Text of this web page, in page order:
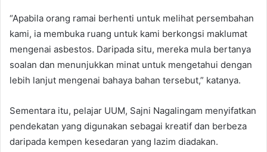
“Apabila orang ramai berhenti untuk melihat persembahan
kami, ia membuka ruang untuk kami berkongsi maklumat
mengenai asbestos. Daripada situ, mereka mula bertanya
soalan dan menunjukkan minat untuk mengetahui dengan
lebih lanjut mengenai bahaya bahan tersebut,” katanya.
Sementara itu, pelajar UUM, Sajni Nagalingam menyifatkan
pendekatan yang digunakan sebagai kreatif dan berbeza
daripada kempen kesedaran yang lazim diadakan.